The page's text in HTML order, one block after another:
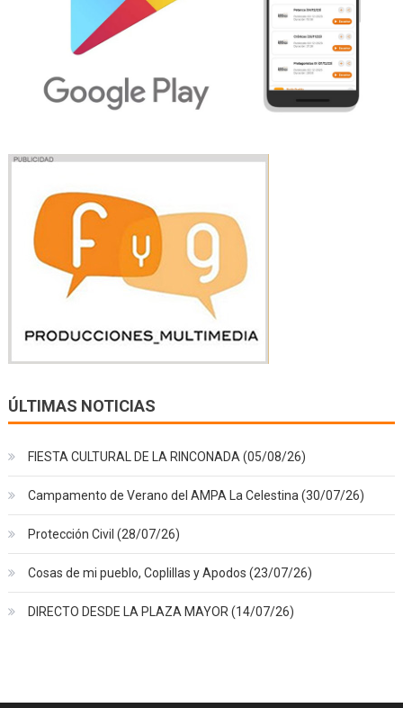
ÚLTIMAS NOTICIAS
FIESTA CULTURAL DE LA RINCONADA (05/08/26)
Campamento de Verano del AMPA La Celestina (30/07/26)
Protección Civil (28/07/26)
Cosas de mi pueblo, Coplillas y Apodos (23/07/26)
DIRECTO DESDE LA PLAZA MAYOR (14/07/26)